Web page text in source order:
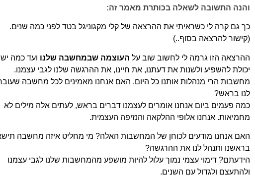
והנה התשובה לשאלה בכותרת מאמר זה:
כך גם קרה לי כשראיתי את ההרצאה של קלי מקגוניגל בטד לפני כמה שנים.
(קישור להרצאה בסוף..)
ההרצאה הזו גרמה לי לחשוב שוב על העוצמה שבמחשבה שלנו ועד כמה יש
יכולת להשפיע ולשנות את דעתנו, את חיינו, את ההרגשה שלנו לגבי עצמנו.
מחשבות הרי מנהלות אותנו כל היום. האם אנחנו מאמינים לכל מחשבה
לנו בראש?
כמה פעמים ביום אנחנו אומרים לעצמנו דברים בראש, לעתים אלה מילים לא
מחמיאות. אנחנו אלופי ההלקאה והנזיפה העצמית.
האם אנחנו מודעים לכוחן של המחשבות האלה? מי מחליט איזה מחשבה
בראשנו ותנהל לנו את ההרגשה?
הידעתם? דימוי עצמי נמוך עלול להיות מושפע מהמחשבות שלנו לגבי עצמנו
ולהתעצם ולגדול עם השנים.